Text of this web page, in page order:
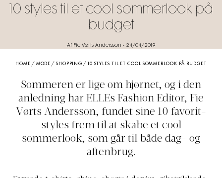
10 styles til et cool sommerlook på
budget
Af Fie Vørts Andersson - 24/04/2019
HOME / MODE / SHOPPING / 10 STYLES TIL ET COOL SOMMERLOOK PÅ BUDGET
Sommeren er lige om hjørnet, og i den
anledning har ELLEs Fashion Editor, Fie
Vørts Andersson, fundet sine 10 favorit-
styles frem til at skabe et cool
sommerlook, som går til både dag- og
aftenbrug.